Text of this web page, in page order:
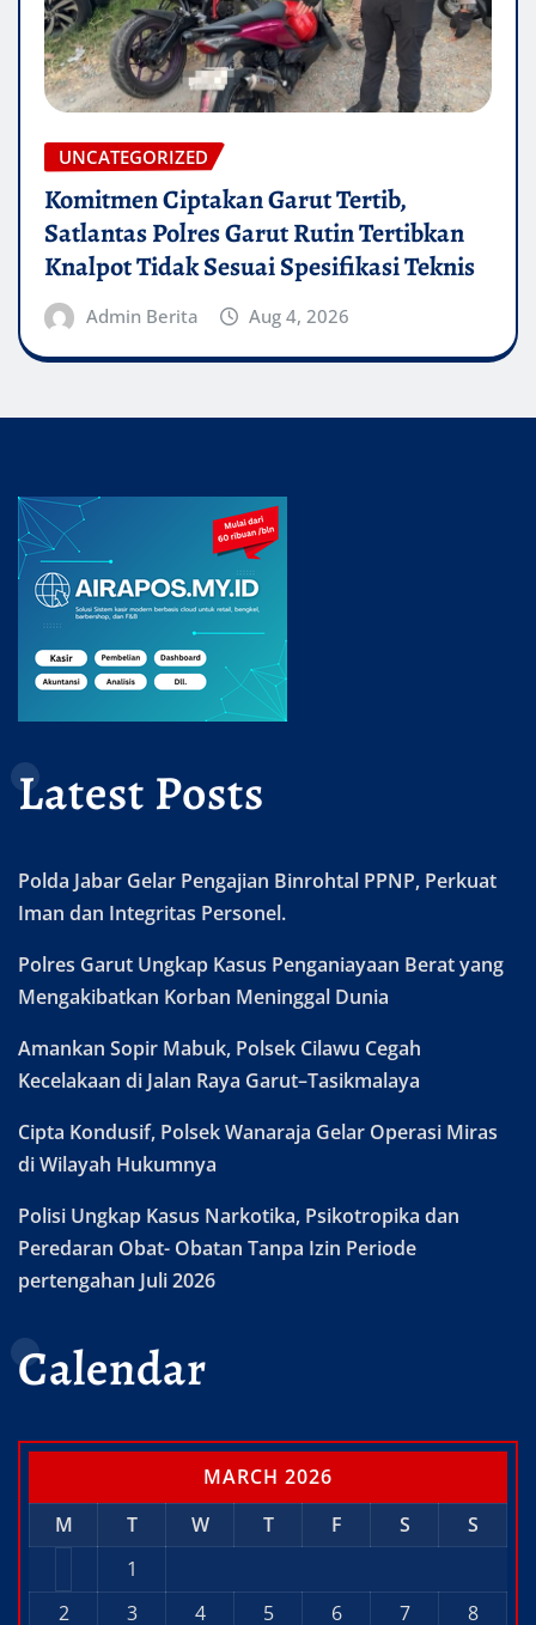
UNCATEGORIZED
Komitmen Ciptakan Garut Tertib,
Satlantas Polres Garut Rutin Tertibkan
Knalpot Tidak Sesuai Spesifikasi Teknis
Admin Berita Aug 4, 2026
Latest Posts
Polda Jabar Gelar Pengajian Binrohtal PPNP, Perkuat
Iman dan Integritas Personel.
Polres Garut Ungkap Kasus Penganiayaan Berat yang
Mengakibatkan Korban Meninggal Dunia
Amankan Sopir Mabuk, Polsek Cilawu Cegah
Kecelakaan di Jalan Raya Garut–Tasikmalaya
Cipta Kondusif, Polsek Wanaraja Gelar Operasi Miras
di Wilayah Hukumnya
Polisi Ungkap Kasus Narkotika, Psikotropika dan
Peredaran Obat- Obatan Tanpa Izin Periode
pertengahan Juli 2026
Calendar
MARCH 2026
M
T W T F S
S
1
2
3 4 5 6 7 8